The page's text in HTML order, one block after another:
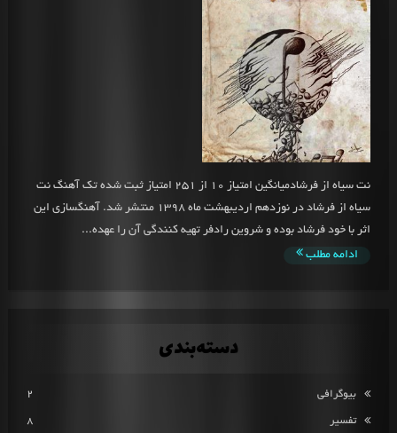
نت سیاه از فرشادمیانگین امتیاز 10 از 251 امتیاز ثبت شده تک آهنگ نت
سیاه از فرشاد در نوزدهم اردیبهشت ماه 1398 منتشر شد. آهنگسازی این
اثر با خود فرشاد بوده و شروین رادفر تهیه کنندگی آن را عهده...
ادامه مطلب
دسته‌بندی
بیوگرافی 2
تفسیر 8